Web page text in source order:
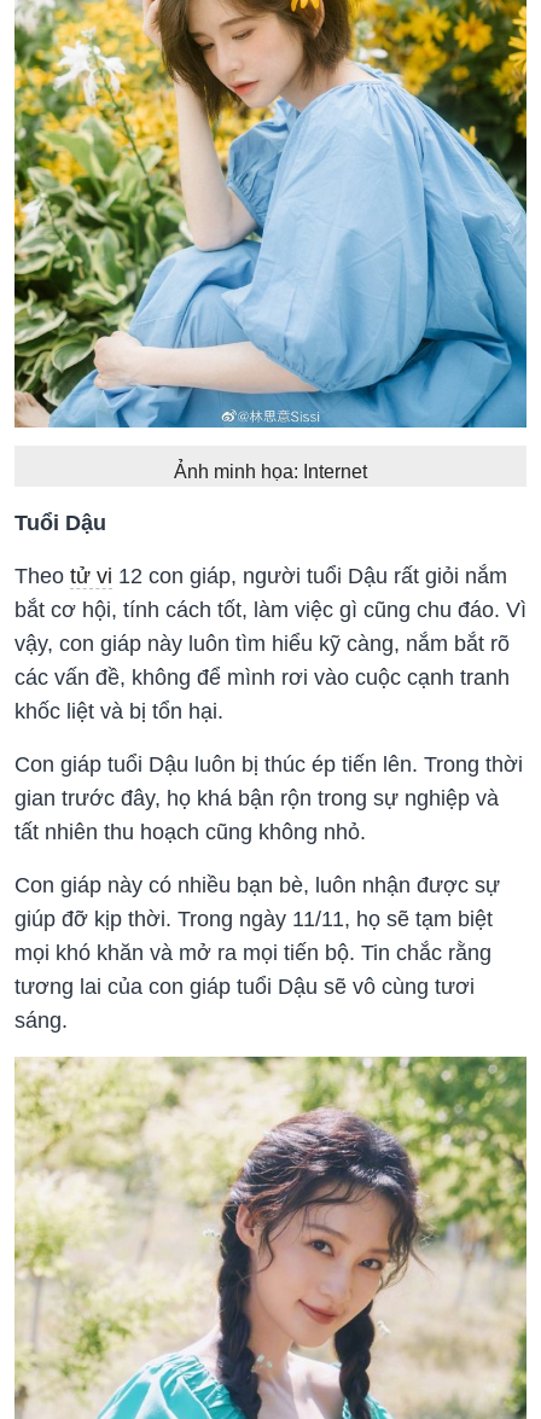
Ảnh minh họa: Internet
Tuổi Dậu
Theo tử vi 12 con giáp, người tuổi Dậu rất giỏi nắm
bắt cơ hội, tính cách tốt, làm việc gì cũng chu đáo. Vì
vậy, con giáp này luôn tìm hiểu kỹ càng, nắm bắt rõ
các vấn đề, không để mình rơi vào cuộc cạnh tranh
khốc liệt và bị tổn hại.
Con giáp tuổi Dậu luôn bị thúc ép tiến lên. Trong thời
gian trước đây, họ khá bận rộn trong sự nghiệp và
tất nhiên thu hoạch cũng không nhỏ.
Con giáp này có nhiều bạn bè, luôn nhận được sự
giúp đỡ kịp thời. Trong ngày 11/11, họ sẽ tạm biệt
mọi khó khăn và mở ra mọi tiến bộ. Tin chắc rằng
tương lai của con giáp tuổi Dậu sẽ vô cùng tươi
sáng.